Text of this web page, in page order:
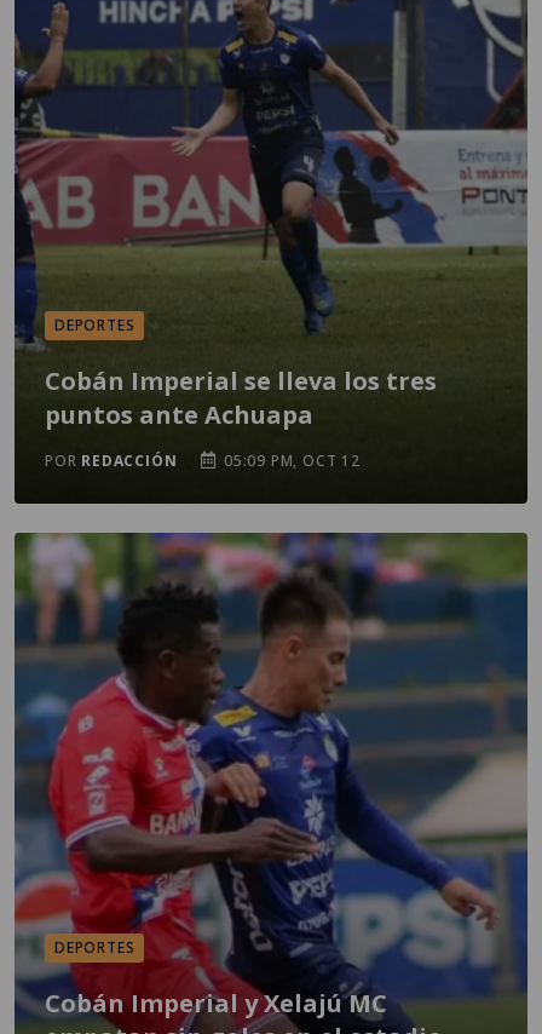
DEPORTES
Cobán Imperial se lleva los tres
puntos ante Achuapa
POR REDACCIÓN 05:09 PM, OCT 12
DEPORTES
Cobán Imperial y Xelajú MC